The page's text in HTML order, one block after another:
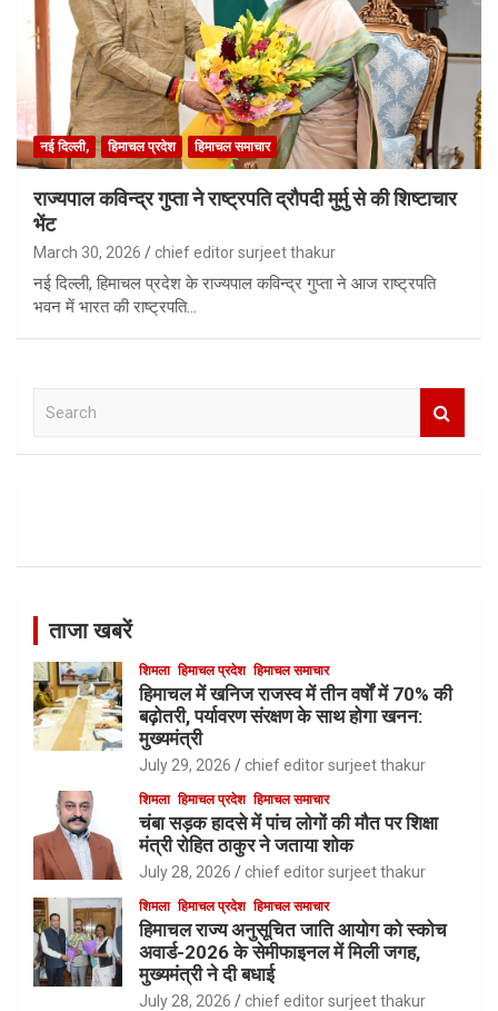
नई दिल्ली, हिमाचल प्रदेश हिमाचल समाचार
राज्यपाल कविन्द्र गुप्ता ने राष्ट्रपति द्रौपदी मुर्मु से की शिष्टाचार
भेंट
March 30, 2026 chief editor surjeet thakur
नई दिल्ली, हिमाचल प्रदेश के राज्यपाल कविन्द्र गुप्ता ने आज राष्ट्रपति
भवन में भारत की राष्ट्रपति…
ताजा खबरें
शिमला हिमाचल प्रदेश हिमाचल समाचार
हिमाचल में खनिज राजस्व में तीन वर्षों में 70% की
बढ़ोतरी, पर्यावरण संरक्षण के साथ होगा खनन:
मुख्यमंत्री
July 29, 2026 chief editor surjeet thakur
शिमला हिमाचल प्रदेश हिमाचल समाचार
चंबा सड़क हादसे में पांच लोगों की मौत पर शिक्षा
मंत्री रोहित ठाकुर ने जताया शोक
July 28, 2026 chief editor surjeet thakur
शिमला हिमाचल प्रदेश हिमाचल समाचार
हिमाचल राज्य अनुसूचित जाति आयोग को स्कोच
अवार्ड-2026 के सेमीफाइनल में मिली जगह,
मुख्यमंत्री ने दी बधाई
July 28, 2026 chief editor surjeet thakur